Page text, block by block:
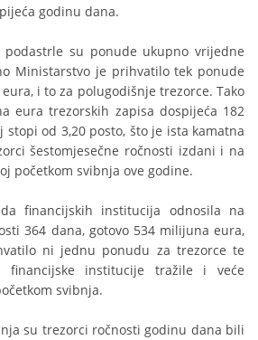
godinu dana.
podastrle su ponude ukupno vrijedne
Ministarstvo je prihvatilo tek ponude
i to za polugodišnje trezorce. Tako
eura trezorskih zapisa dospijeća 182
od 3,20 posto, što je ista kamatna
šestomjesečne ročnosti izdani i na
početkom svibnja ove godine.
financijskih institucija odnosila na
364 dana, gotovo 534 milijuna eura,
ni jednu ponudu za trezorce te
institucije tražile i veće
svibnja.
su trezorci ročnosti godinu dana bili